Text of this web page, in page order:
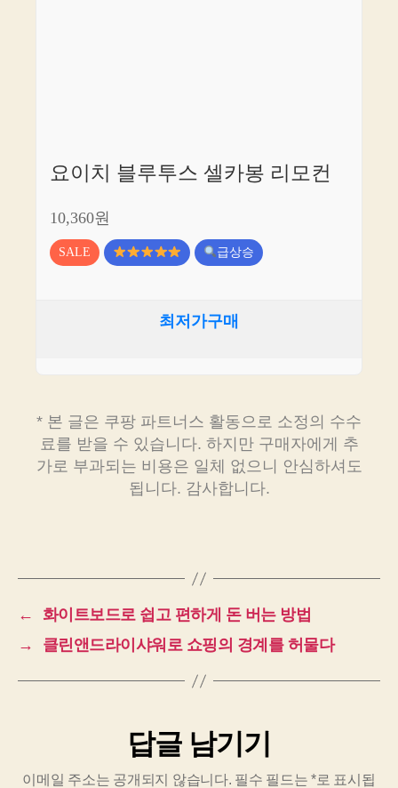
요이치 블루투스 셀카봉 리모컨
10,360원
SALE 급상승
최저가구매
* 본 글은 쿠팡 파트너스 활동으로 소정의 수수
료를 받을 수 있습니다. 하지만 구매자에게 추
가로 부과되는 비용은 일체 없으니 안심하셔도
됩니다. 감사합니다.
←
화이트보드로 쉽고 편하게 돈 버는 방법
→
클린앤드라이샤워로 쇼핑의 경계를 허물다
답글 남기기
이메일 주소는 공개되지 않습니다. 필수 필드는*로 표시됩